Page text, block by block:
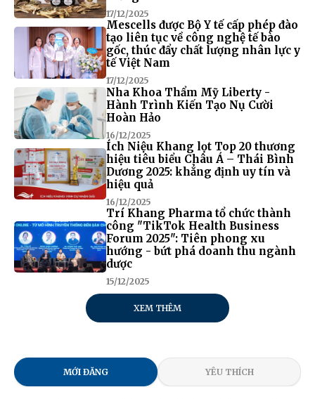
17/12/2025
Mescells được Bộ Y tế cấp phép đào
tạo liên tục về công nghệ tế bào
gốc, thúc đẩy chất lượng nhân lực y
tế Việt Nam
17/12/2025
Nha Khoa Thẩm Mỹ Liberty -
Hành Trình Kiến Tạo Nụ Cười
Hoàn Hảo
16/12/2025
Ích Niệu Khang lọt Top 20 thương
hiệu tiêu biểu Châu Á – Thái Bình
Dương 2025: khẳng định uy tín và
hiệu quả
16/12/2025
Trí Khang Pharma tổ chức thành
công "TikTok Health Business
Forum 2025": Tiên phong xu
hướng - bứt phá doanh thu ngành
dược
15/12/2025
XEM THÊM
MỚI ĐĂNG YÊU THÍCH